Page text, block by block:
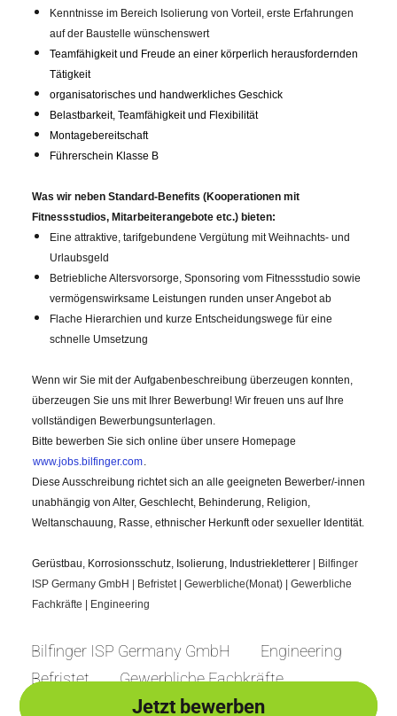
Jetzt bewerben
Kenntnisse im Bereich Isolierung von Vorteil, erste Erfahrungen
auf der Baustelle wünschenswert
Teamfähigkeit und Freude an einer körperlich herausfordernden
Tätigkeit
organisatorisches und handwerkliches Geschick
Belastbarkeit, Teamfähigkeit und Flexibilität
Montagebereitschaft
Führerschein Klasse B
Was wir neben Standard-Benefits (Kooperationen mit
Fitnessstudios, Mitarbeiterangebote etc.) bieten:
Eine attraktive, tarifgebundene Vergütung mit Weihnachts- und
Urlaubsgeld
Betriebliche Altersvorsorge, Sponsoring vom Fitnessstudio sowie
vermögenswirksame Leistungen runden unser Angebot ab
Flache Hierarchien und kurze Entscheidungswege für eine
schnelle Umsetzung
Wenn wir Sie mit der Aufgabenbeschreibung überzeugen konnten,
überzeugen Sie uns mit Ihrer Bewerbung! Wir freuen uns auf Ihre
vollständigen Bewerbungsunterlagen.
Bitte bewerben Sie sich online über unsere Homepage
www.jobs.bilfinger.com.
Diese Ausschreibung richtet sich an alle geeigneten Bewerber/-innen
unabhängig von Alter, Geschlecht, Behinderung, Religion,
Weltanschauung, Rasse, ethnischer Herkunft oder sexueller Identität.
Gerüstbau, Korrosionsschutz, Isolierung, Industriekletterer
| Bilfinger
ISP Germany GmbH
| Befristet | Gewerbliche(Monat)
| Gewerbliche
Fachkräfte
| Engineering
Bilfinger ISP Germany GmbH
Engineering
Befristet
Gewerbliche Fachkräfte
Jetzt bewerben